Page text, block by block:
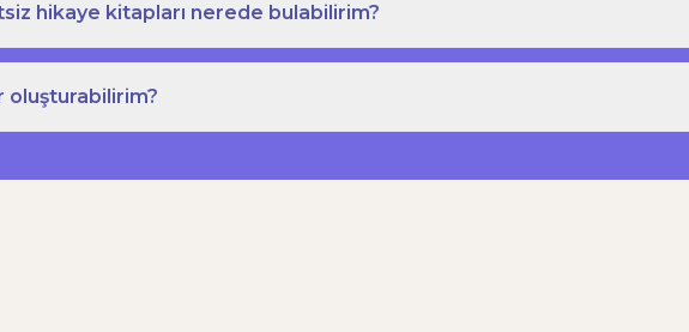
hikaye kitapları nerede bulabilirim?